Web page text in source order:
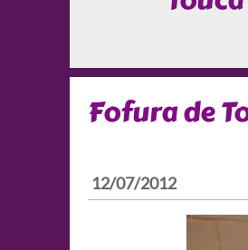
Fofura de
12/07/2012